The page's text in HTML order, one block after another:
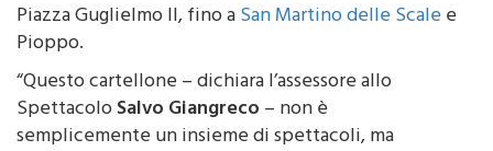
Piazza Guglielmo II, fino aSan Martino delle Scalee
Pioppo.
“Questo cartellone – dichiara l’assessore allo
SpettacoloSalvo Giangreco– non è
semplicemente un insieme di spettacoli, ma